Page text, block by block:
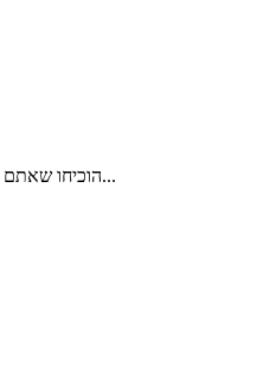
הוכיחו שאתם מלך הפיצה ונהלו פיצרייה לתפארת! עליכם לעמוד...